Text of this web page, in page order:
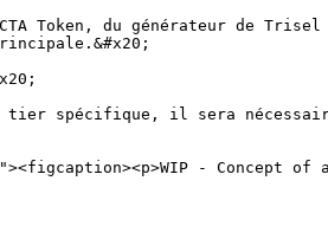
Token, du générateur de
spécifique, il sera
- Concept of